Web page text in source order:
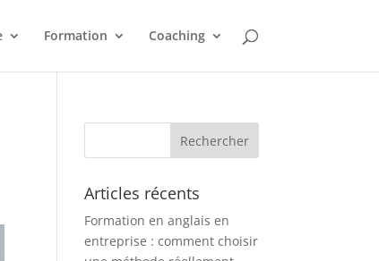
Formation Coaching
Articles récents
Formation en anglais en
entreprise : comment choisir